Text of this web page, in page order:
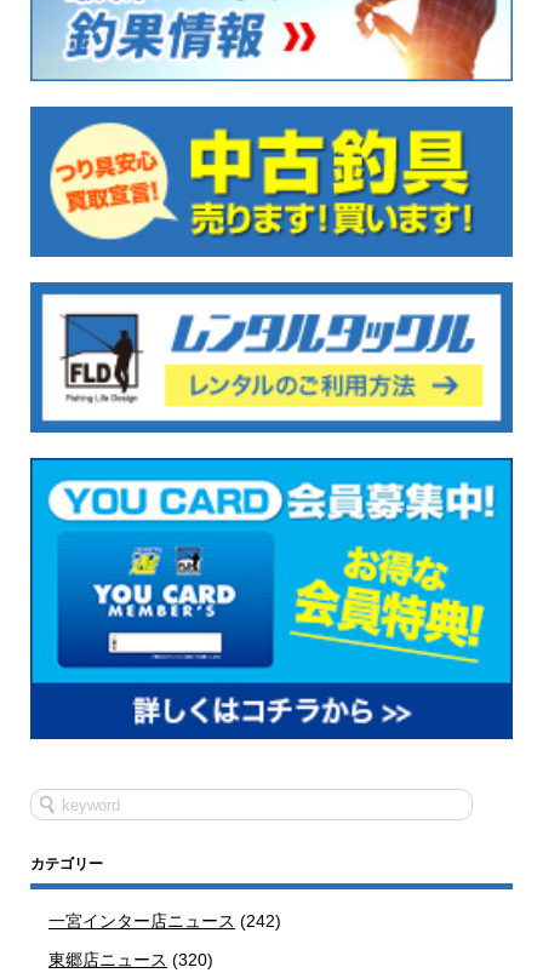
カテゴリー
一宮インター店ニュース (242)
東郷店ニュース (320)